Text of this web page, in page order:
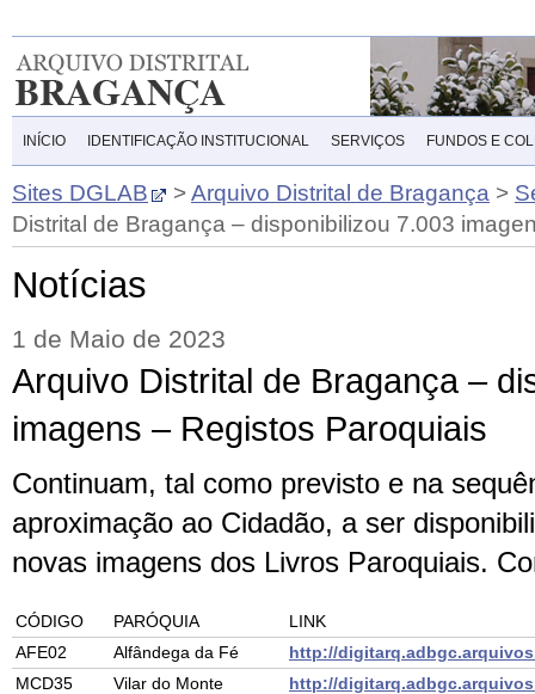
INÍCIO IDENTIFICAÇÃO INSTITUCIONAL SERVIÇOS FUNDOS E
Sites DGLAB >Arquivo Distrital de Bragança >
Distrital de Bragança – disponibilizou 7.003
Notícias
1 de Maio de 2023
Arquivo Distrital de Bragança –
imagens – Registos Paroquiais
Continuam, tal como previsto e na
aproximação ao Cidadão, a ser
novas imagens dos Livros Paroquiais.
CÓDIGO PARÓQUIA
LINK
AFE02
Alfândega da Fé
http://
MCD35
Vilar do Monte
http://